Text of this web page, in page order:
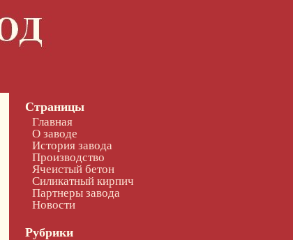
Страницы
Главная
О заводе
История завода
Производство
Ячеистый бетон
Силикатный кирпич
Партнеры завода
Новости
Рубрики